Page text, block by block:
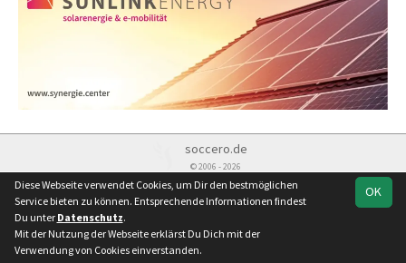
soccero.de
© 2006 - 2026
Besucherstatistik Kontakt Impressum Datenschutz OK
Diese Webseite verwendet Cookies, um Dir den bestmöglichen
Service bieten zu können. Entsprechende Informationen findest
Du unter Datenschutz.
Mit der Nutzung der Webseite erklärst Du Dich mit der
Verwendung von Cookies einverstanden.